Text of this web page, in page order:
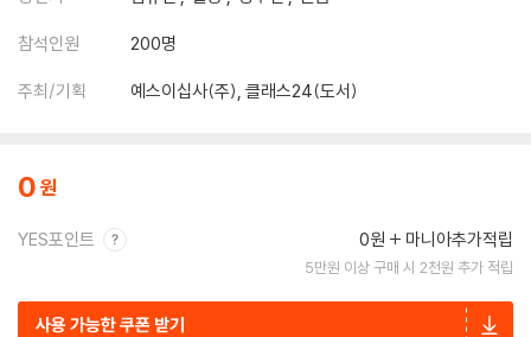
참석인원 200명
주최/기획 예스이십사(주), 클래스24(도서)
0
YES포인트 0원 마니아추가적립
5만원 이상 구매 시 2천원 추가 적립
사용 가능한 쿠폰 받기